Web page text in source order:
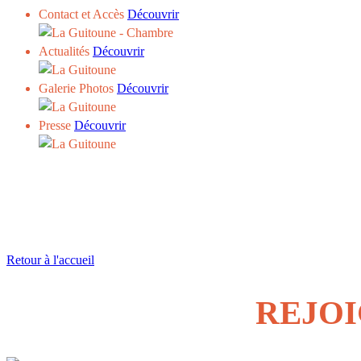
Contact et Accès Découvrir
Actualités Découvrir
Galerie Photos Découvrir
Presse Découvrir
Retour à l'accueil